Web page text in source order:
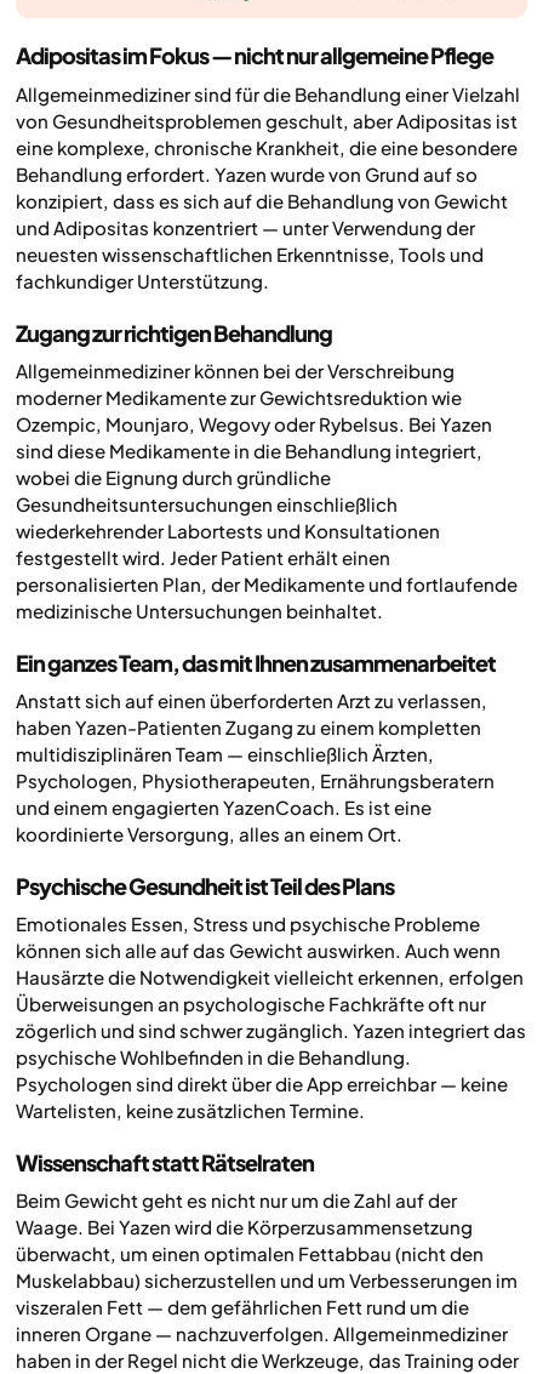
Adipositas im Fokus — nicht nur allgemeine Pflege
Allgemeinmediziner sind für die Behandlung einer Vielzahl
von Gesundheitsproblemen geschult, aber Adipositas ist
eine komplexe, chronische Krankheit, die eine besondere
Behandlung erfordert. Yazen wurde von Grund auf so
konzipiert, dass es sich auf die Behandlung von Gewicht
und Adipositas konzentriert — unter Verwendung der
neuesten wissenschaftlichen Erkenntnisse, Tools und
fachkundiger Unterstützung.
Zugang zur richtigen Behandlung
Allgemeinmediziner können bei der Verschreibung
moderner Medikamente zur Gewichtsreduktion wie
Ozempic, Mounjaro, Wegovy oder Rybelsus. Bei Yazen
sind diese Medikamente in die Behandlung integriert,
wobei die Eignung durch gründliche
Gesundheitsuntersuchungen einschließlich
wiederkehrender Labortests und Konsultationen
festgestellt wird. Jeder Patient erhält einen
personalisierten Plan, der Medikamente und fortlaufende
medizinische Untersuchungen beinhaltet.
Ein ganzes Team, das mit Ihnen zusammenarbeitet
Anstatt sich auf einen überforderten Arzt zu verlassen,
haben Yazen-Patienten Zugang zu einem kompletten
multidisziplinären Team — einschließlich Ärzten,
Psychologen, Physiotherapeuten, Ernährungsberatern
und einem engagierten YazenCoach. Es ist eine
koordinierte Versorgung, alles an einem Ort.
Psychische Gesundheit ist Teil des Plans
Emotionales Essen, Stress und psychische Probleme
können sich alle auf das Gewicht auswirken. Auch wenn
Hausärzte die Notwendigkeit vielleicht erkennen, erfolgen
Überweisungen an psychologische Fachkräfte oft nur
zögerlich und sind schwer zugänglich. Yazen integriert das
psychische Wohlbefinden in die Behandlung.
Psychologen sind direkt über die App erreichbar — keine
Wartelisten, keine zusätzlichen Termine.
Wissenschaft statt Rätselraten
Beim Gewicht geht es nicht nur um die Zahl auf der
Waage. Bei Yazen wird die Körperzusammensetzung
überwacht, um einen optimalen Fettabbau (nicht den
Muskelabbau) sicherzustellen und um Verbesserungen im
viszeralen Fett — dem gefährlichen Fett rund um die
inneren Organe — nachzuverfolgen. Allgemeinmediziner
haben in der Regel nicht die Werkzeuge, das Training oder